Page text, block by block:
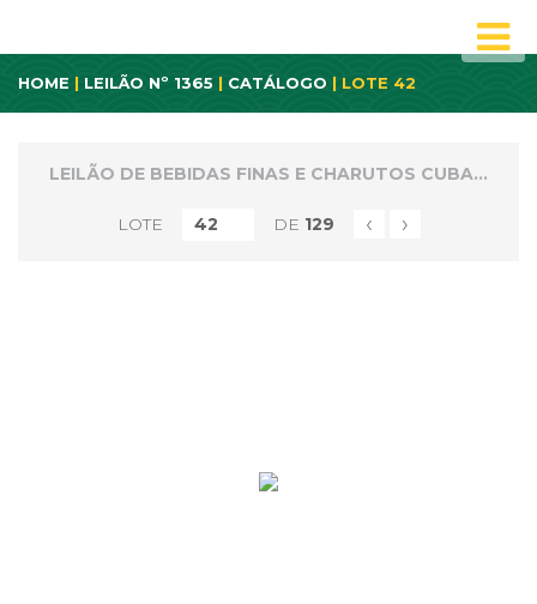
HOME | LEILÃO Nº 1365 | CATÁLOGO | LOTE 42
LEILÃO DE BEBIDAS FINAS E CHARUTOS CUBANOS
LOTE DE 129 ‹ ›